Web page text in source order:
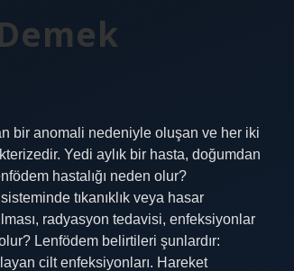
bir anomali nedeniyle oluşan ve her iki
Yedi aylık bir hasta, doğumdan
hastalığı neden olur?
tıkanıklık veya hasar
radyasyon tedavisi, enfeksiyonlar
Lenfödem belirtileri şunlardır:
cilt enfeksiyonları. Hareket